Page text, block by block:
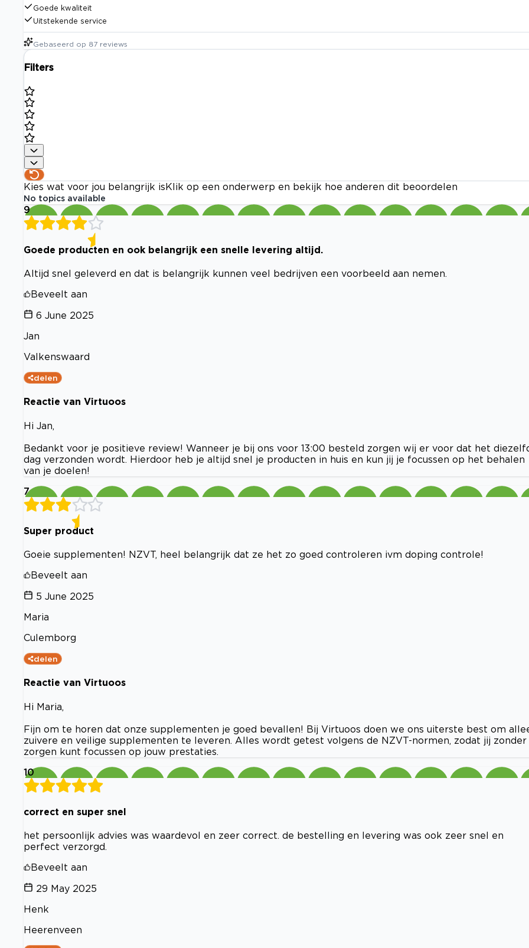
Goede kwaliteit
Uitstekende service
Gebaseerd op 87 reviews
Filters
Kies wat voor jou belangrijk is Klik op een onderwerp en bekijk hoe anderen dit beoordelen
No topics available
9
Goede producten en ook belangrijk een snelle levering altijd.
Altijd snel geleverd en dat is belangrijk kunnen veel bedrijven een voorbeeld aan nemen.
Beveelt aan
6 June 2025
Jan
Valkenswaard
delen
Reactie van Virtuoos
Hi Jan,
Bedankt voor je positieve review! Wanneer je bij ons voor 13:00 besteld zorgen wij er voor dat het
dag verzonden wordt. Hierdoor heb je altijd snel je producten in huis en kun jij je focussen op het behalen
van je doelen!
7
Super product
Goeie supplementen! NZVT, heel belangrijk dat ze het zo goed controleren ivm doping controle!
Beveelt aan
5 June 2025
Maria
Culemborg
delen
Reactie van Virtuoos
Hi Maria,
Fijn om te horen dat onze supplementen je goed bevallen! Bij Virtuoos doen we ons uiterste best om
zuivere en veilige supplementen te leveren. Alles wordt getest volgens de NZVT-normen, zodat jij zonder
zorgen kunt focussen op jouw prestaties.
10
correct en super snel
het persoonlijk advies was waardevol en zeer correct. de bestelling en levering was ook zeer snel en
perfect verzorgd.
Beveelt aan
29 May 2025
Henk
Heerenveen